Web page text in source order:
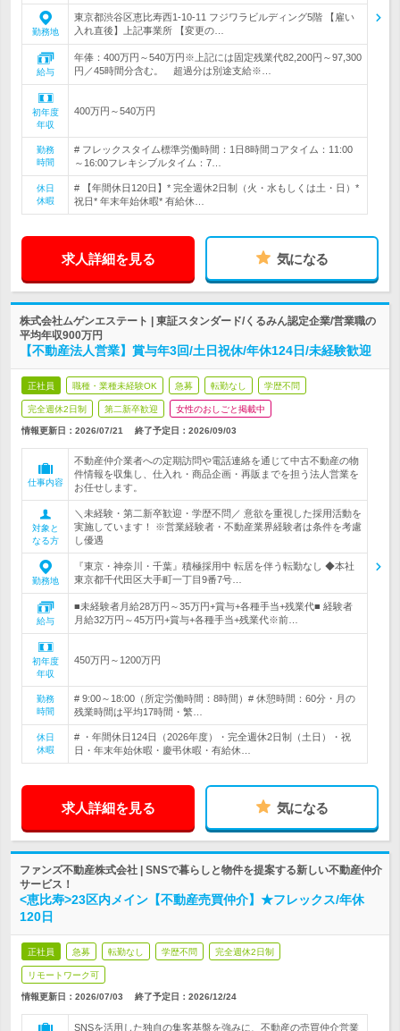
勤務地
東京都渋谷区恵比寿西1-10-11 フジワラビルディング5階 【雇い
入れ直後】上記事業所 【変更の…
給与
年俸：400万円～540万円※上記には固定残業代82,200円～97,300
円／45時間分含む。 超過分は別途支給※…
初年度
年収
400万円～540万円
勤務
時間
# フレックスタイム標準労働時間：1日8時間コアタイム：11:00
～16:00フレキシブルタイム：7…
休日
休暇
# 【年間休日120日】* 完全週休2日制（火・水もしくは土・日）*
祝日* 年末年始休暇* 有給休…
求人詳細を見る 気になる
株式会社ムゲンエステート | 東証スタンダード/くるみん認定企業/営業職の
平均年収900万円
【不動産法人営業】賞与年3回/土日祝休/年休124日/未経験歓迎
正社員 職種・業種未経験OK 急募 転勤なし 学歴不問
完全週休2日制 第二新卒歓迎 女性のおしごと掲載中
情報更新日：2026/07/21 終了予定日： 2026/09/03
仕事内容
不動産仲介業者への定期訪問や電話連絡を通じて中古不動産の物
件情報を収集し、仕入れ・商品企画・再販までを担う法人営業を
お任せします。
対象と
なる方
＼未経験・第二新卒歓迎・学歴不問／ 意欲を重視した採用活動を
実施しています！ ※営業経験者・不動産業界経験者は条件を考慮
し優遇
勤務地
『東京・神奈川・千葉』積極採用中 転居を伴う転勤なし ◆本社
東京都千代田区大手町一丁目9番7号…
給与
■未経験者月給28万円～35万円+賞与+各種手当+残業代■ 経験者
月給32万円～45万円+賞与+各種手当+残業代※前…
初年度
年収
450万円～1200万円
勤務
時間
# 9:00～18:00（所定労働時間：8時間）# 休憩時間：60分・月の
残業時間は平均17時間・繁…
休日
休暇
# ・年間休日124日（2026年度）・完全週休2日制（土日）・祝
日・年末年始休暇・慶弔休暇・有給休…
求人詳細を見る 気になる
ファンズ不動産株式会社 | SNSで暮らしと物件を提案する新しい不動産仲介
サービス！
<恵比寿>23区内メイン【不動産売買仲介】★フレックス/年休
120日
正社員 急募 転勤なし 学歴不問 完全週休2日制
リモートワーク可
情報更新日：2026/07/03 終了予定日： 2026/12/24
SNSを活用した独自の集客基盤を強みに、不動産の売買仲介営業